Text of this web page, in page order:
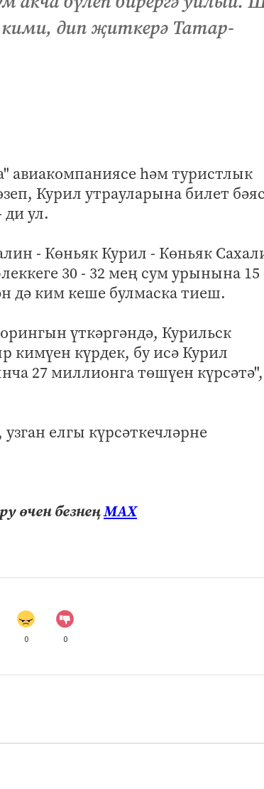
дип җиткерә Татар-
авиакомпаниясе һәм туристлык
Курил утрауларына билет
ул.
- Көньяк Курил - Көньяк
30 - 32 мең сум урынына 15
дә ким кеше булмаска тиеш.
үткәргәндә, Курильск
күрдек, бу исә Курил
27 миллионга төшүен
елгы күрсәткечләрне
өчен безнеңМАХ
0 0